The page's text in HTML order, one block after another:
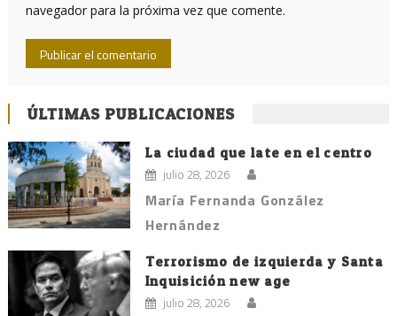
navegador para la próxima vez que comente.
ÚLTIMAS PUBLICACIONES
La ciudad que late en el centro
julio 28, 2026
María Fernanda González
Hernández
Terrorismo de izquierda y Santa
Inquisición new age
julio 28, 2026